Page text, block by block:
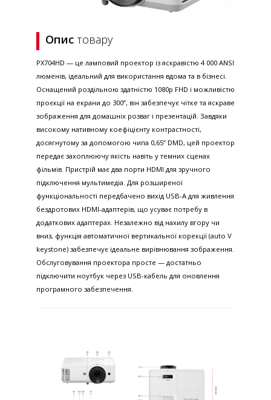
Опис товару
PX704HD — це ламповий проектор із яскравістю 4 000 ANSI
люменів, ідеальний для використання вдома та в бізнесі.
Оснащений роздільною здатністю 1080p FHD і можливістю
проєкції на екрани до 300”, він забезпечує чітке та яскраве
зображення для домашніх розваг і презентацій. Завдяки
високому нативному коефіцієнту контрастності,
досягнутому за допомогою чипа 0,65” DMD, цей проектор
передає захоплюючу якість навіть у темних сценах
фільмів. Пристрій має два порти HDMI для зручного
підключення мультимедіа. Для розширеної
функціональності передбачено вихід USB-A для живлення
бездротових HDMI-адаптерів, що усуває потребу в
додаткових адаптерах. Незалежно від нахилу вгору чи
вниз, функція автоматичної вертикальної корекції (auto V
keystone) забезпечує ідеальне вирівнювання зображення.
Обслуговування проектора просте — достатньо
підключити ноутбук через USB-кабель для оновлення
програмного забезпечення.